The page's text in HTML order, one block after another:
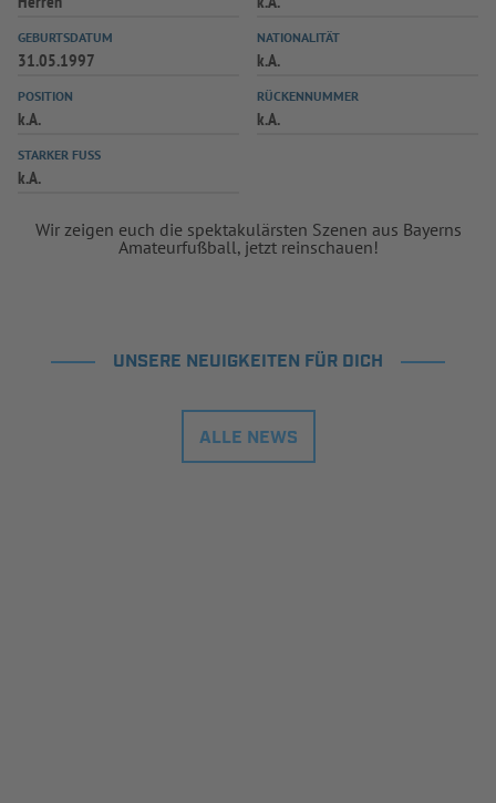
SPIELPLUS
GEBURTSDATUM
31.05.1997
NATIONALITÄT
k.A.
POSITION
k.A.
RÜCKENNUMMER
k.A.
STARKER FUSS
k.A.
Wir zeigen euch die spektakulärsten Szenen aus Bayerns
Amateurfußball, jetzt reinschauen!
UNSERE NEUIGKEITEN FÜR DICH
ALLE NEWS